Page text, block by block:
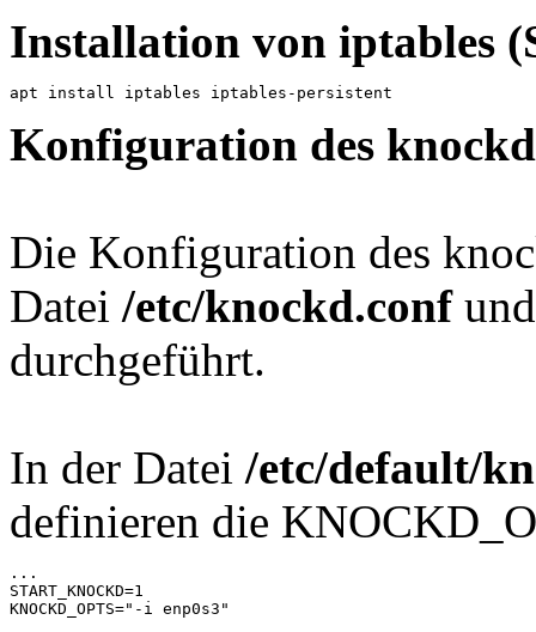
Installation von iptables
apt install iptables iptables-persistent
Konfiguration des
Die Konfiguration des
Datei /etc/knockd.conf
durchgeführt.
In der Datei /etc/default/
definieren die
...
START_KNOCKD=1
KNOCKD_OPTS="-i enp0s3"